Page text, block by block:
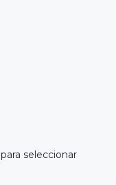
seleccionar